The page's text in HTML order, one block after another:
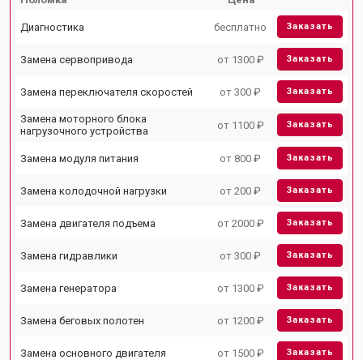
Диагностика бесплатно Заказать
Замена сервопривода от 1300 ₽ Заказать
Замена переключателя скоростей от 300 ₽ Заказать
Замена моторного блока
нагрузочного устройства
от 1100 ₽ Заказать
Замена модуля питания от 800 ₽ Заказать
Замена колодочной нагрузки от 200 ₽ Заказать
Замена двигателя подъема от 2000 ₽ Заказать
Замена гидравлики от 300 ₽ Заказать
Замена генератора от 1300 ₽ Заказать
Замена беговых полотен от 1200 ₽ Заказать
Замена основного двигателя от 1500 ₽ Заказать